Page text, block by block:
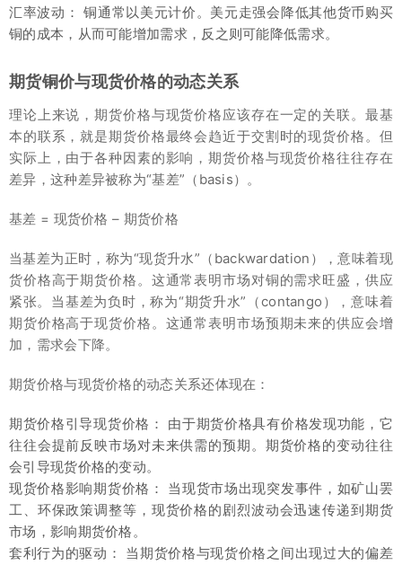
汇率波动： 铜通常以美元计价。美元走强会降低其他货币购买
铜的成本，从而可能增加需求，反之则可能降低需求。
期货铜价与现货价格的动态关系
理论上来说，期货价格与现货价格应该存在一定的关联。最基
本的联系，就是期货价格最终会趋近于交割时的现货价格。但
实际上，由于各种因素的影响，期货价格与现货价格往往存在
差异，这种差异被称为“基差”（basis）。
基差 = 现货价格 – 期货价格
当基差为正时，称为“现货升水”（backwardation），意味着现
货价格高于期货价格。这通常表明市场对铜的需求旺盛，供应
紧张。当基差为负时，称为“期货升水”（contango），意味着
期货价格高于现货价格。这通常表明市场预期未来的供应会增
加，需求会下降。
期货价格与现货价格的动态关系还体现在：
期货价格引导现货价格： 由于期货价格具有价格发现功能，它
往往会提前反映市场对未来供需的预期。期货价格的变动往往
会引导现货价格的变动。
现货价格影响期货价格： 当现货市场出现突发事件，如矿山罢
工、环保政策调整等，现货价格的剧烈波动会迅速传递到期货
市场，影响期货价格。
套利行为的驱动： 当期货价格与现货价格之间出现过大的偏差